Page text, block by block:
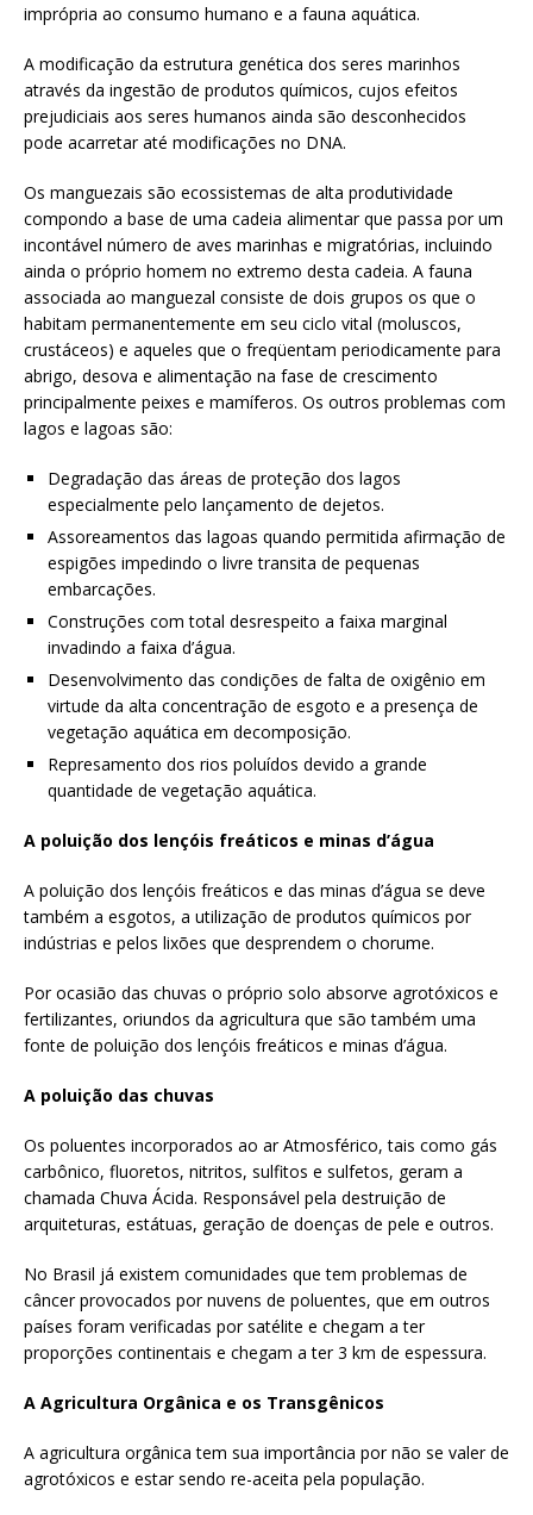
imprópria ao consumo humano e a fauna aquática.
A modificação da estrutura genética dos seres marinhos
através da ingestão de produtos químicos, cujos efeitos
prejudiciais aos seres humanos ainda são desconhecidos
pode acarretar até modificações no DNA.
Os manguezais são ecossistemas de alta produtividade
compondo a base de uma cadeia alimentar que passa por um
incontável número de aves marinhas e migratórias, incluindo
ainda o próprio homem no extremo desta cadeia. A fauna
associada ao manguezal consiste de dois grupos os que o
habitam permanentemente em seu ciclo vital (moluscos,
crustáceos) e aqueles que o freqüentam periodicamente para
abrigo, desova e alimentação na fase de crescimento
principalmente peixes e mamíferos. Os outros problemas com
lagos e lagoas são:
Degradação das áreas de proteção dos lagos
especialmente pelo lançamento de dejetos.
Assoreamentos das lagoas quando permitida afirmação de
espigões impedindo o livre transita de pequenas
embarcações.
Construções com total desrespeito a faixa marginal
invadindo a faixa d’água.
Desenvolvimento das condições de falta de oxigênio em
virtude da alta concentração de esgoto e a presença de
vegetação aquática em decomposição.
Represamento dos rios poluídos devido a grande
quantidade de vegetação aquática.
A poluição dos lençóis freáticos e minas d’água
A poluição dos lençóis freáticos e das minas d’água se deve
também a esgotos, a utilização de produtos químicos por
indústrias e pelos lixões que desprendem o chorume.
Por ocasião das chuvas o próprio solo absorve agrotóxicos e
fertilizantes, oriundos da agricultura que são também uma
fonte de poluição dos lençóis freáticos e minas d’água.
A poluição das chuvas
Os poluentes incorporados ao ar Atmosférico, tais como gás
carbônico, fluoretos, nitritos, sulfitos e sulfetos, geram a
chamada Chuva Ácida. Responsável pela destruição de
arquiteturas, estátuas, geração de doenças de pele e outros.
No Brasil já existem comunidades que tem problemas de
câncer provocados por nuvens de poluentes, que em outros
países foram verificadas por satélite e chegam a ter
proporções continentais e chegam a ter 3 km de espessura.
A Agricultura Orgânica e os Transgênicos
A agricultura orgânica tem sua importância por não se valer de
agrotóxicos e estar sendo re-aceita pela população.